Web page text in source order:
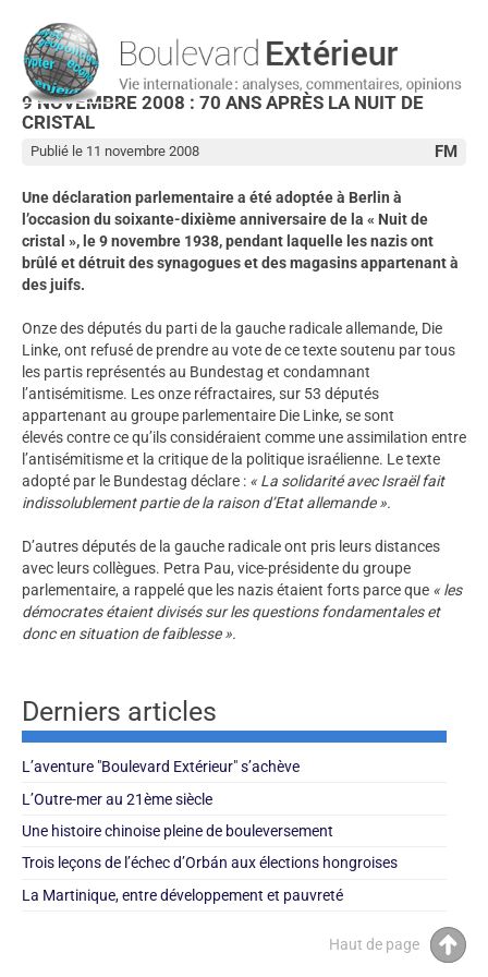
9 NOVEMBRE 2008 : 70 ANS APRÈS LA NUIT DE
CRISTAL
FM
Publié le 11 novembre 2008
Une déclaration parlementaire a été adoptée à Berlin à
l’occasion du soixante-dixième anniversaire de la « Nuit de
cristal », le 9 novembre 1938, pendant laquelle les nazis ont
brûlé et détruit des synagogues et des magasins appartenant à
des juifs.
Onze des députés du parti de la gauche radicale allemande, Die
Linke, ont refusé de prendre au vote de ce texte soutenu par tous
les partis représentés au Bundestag et condamnant
l’antisémitisme. Les onze réfractaires, sur 53 députés
appartenant au groupe parlementaire Die Linke, se sont
élevés contre ce qu’ils considéraient comme une assimilation entre
l’antisémitisme et la critique de la politique israélienne. Le texte
adopté par le Bundestag déclare : « La solidarité avec Israël fait
indissolublement partie de la raison d’Etat allemande ».
D’autres députés de la gauche radicale ont pris leurs distances
avec leurs collègues. Petra Pau, vice-présidente du groupe
parlementaire, a rappelé que les nazis étaient forts parce que « les
démocrates étaient divisés sur les questions fondamentales et
donc en situation de faiblesse ».
Derniers articles
L’aventure "Boulevard Extérieur" s’achève
L’Outre-mer au 21ème siècle
Une histoire chinoise pleine de bouleversement
Trois leçons de l’échec d’Orbán aux élections hongroises
La Martinique, entre développement et pauvreté
Haut de page